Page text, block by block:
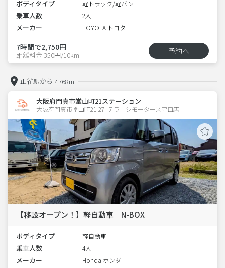
ボディタイプ 軽トラック/軽バン
乗車人数 2人
メーカー TOYOTA トヨタ
7時間で2,750円
距離料金 350円/10km 予約へ
正雀駅から 4768m
大阪府門真市堂山町21ステーション
大阪府門真市堂山町21-27  テラニシモータース守口店
【移設オープン！】軽自動車 N-BOX
ボディタイプ 軽自動車
乗車人数 4人
メーカー Honda ホンダ